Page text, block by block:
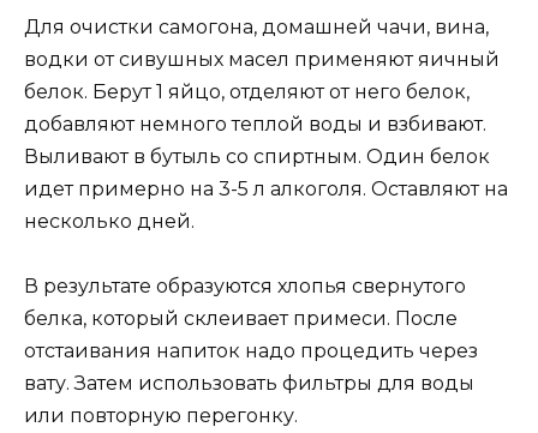
Для очистки самогона, домашней чачи, вина,
водки от сивушных масел применяют яичный
белок. Берут 1 яйцо, отделяют от него белок,
добавляют немного теплой воды и взбивают.
Выливают в бутыль со спиртным. Один белок
идет примерно на 3-5 л алкоголя. Оставляют на
несколько дней.
В результате образуются хлопья свернутого
белка, который склеивает примеси. После
отстаивания напиток надо процедить через
вату. Затем использовать фильтры для воды
или повторную перегонку.